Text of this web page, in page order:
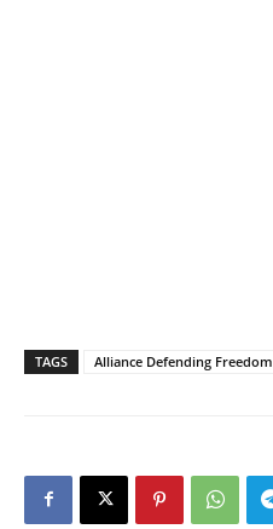
TAGS Alliance Defending Freedom